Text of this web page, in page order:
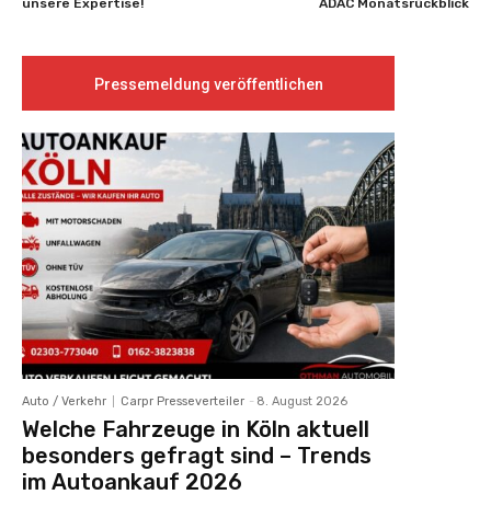
unsere Expertise! ADAC Monatsrückblick
Pressemeldung veröffentlichen
Auto / Verkehr Carpr Presseverteiler - 8. August 2026
Welche Fahrzeuge in Köln aktuell
besonders gefragt sind – Trends
im Autoankauf 2026